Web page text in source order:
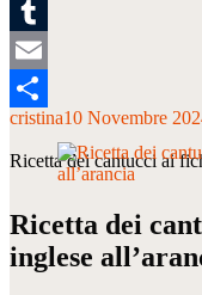
Yummly
Tumblr
Email
Condividi
cristina10 Novembre
Ricetta dei cantucci ai
Ricetta dei
inglese